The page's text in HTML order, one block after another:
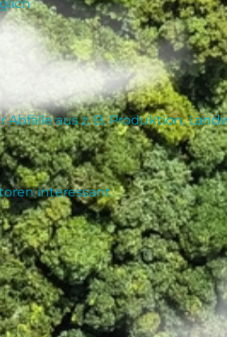
aus z. B. Produktion,
interessant.